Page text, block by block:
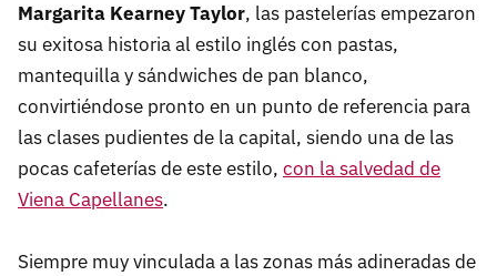
Margarita Kearney Taylor, las pastelerías empezaron
su exitosa historia al estilo inglés con pastas,
mantequilla y sándwiches de pan blanco,
convirtiéndose pronto en un punto de referencia para
las clases pudientes de la capital, siendo una de las
pocas cafeterías de este estilo, con la salvedad de
Viena Capellanes.
Siempre muy vinculada a las zonas más adineradas de